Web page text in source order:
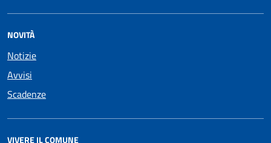
NOVITÀ
Notizie
Avvisi
Scadenze
VIVERE IL COMUNE